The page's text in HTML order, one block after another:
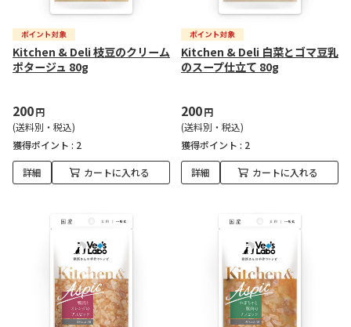
Kitchen & Deli 枝豆のクリーム
ポタージュ 80g
200円
(送料別・税込)
獲得ポイント : 2
詳細 カートに入れる
Kitchen & Deli 白菜とゴマ豆乳
のスープ仕立て 80g
200円
(送料別・税込)
獲得ポイント : 2
詳細 カートに入れる